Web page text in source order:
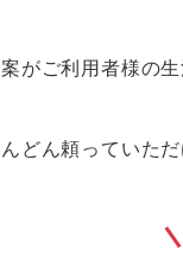
がご利用者様の
どん頼っていた